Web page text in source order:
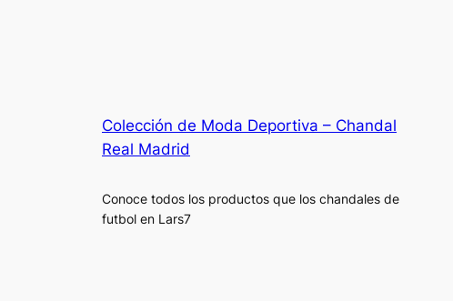
Colección de Moda Deportiva – Chandal
Real Madrid
Conoce todos los productos que los chandales de
futbol en Lars7